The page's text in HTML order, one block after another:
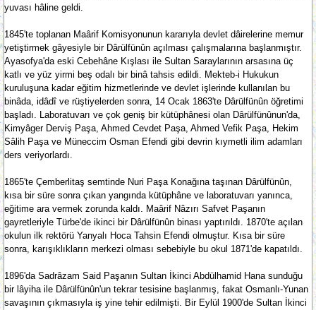
yuvası hâline geldi.
1845'te toplanan Maârif Komisyonunun kararıyla devlet dâirelerine memur
yetiştirmek gâyesiyle bir Dârülfünûn açılması çalışmalarına başlanmıştır.
Ayasofya'da eski Cebehâne Kışlası ile Sultan Saraylarının arsasına üç
katlı ve yüz yirmi beş odalı bir binâ tahsis edildi. Mekteb-i Hukukun
kuruluşuna kadar eğitim hizmetlerinde ve devlet işlerinde kullanılan bu
binâda, idâdî ve rüştiyelerden sonra, 14 Ocak 1863'te Dârülfünûn öğretimi
başladı. Laboratuvarı ve çok geniş bir kütüphânesi olan Dârülfünûnun'da,
Kimyâger Derviş Paşa, Ahmed Cevdet Paşa, Ahmed Vefik Paşa, Hekim
Sâlih Paşa ve Müneccim Osman Efendi gibi devrin kıymetli ilim adamları
ders veriyorlardı.
1865'te Çemberlitaş semtinde Nuri Paşa Konağına taşınan Dârülfünûn,
kısa bir süre sonra çıkan yangında kütüphâne ve laboratuvarı yanınca,
eğitime ara vermek zorunda kaldı. Maârif Nâzırı Safvet Paşanın
gayretleriyle Türbe'de ikinci bir Dârülfünûn binası yaptırıldı. 1870'te açılan
okulun ilk rektörü Yanyalı Hoca Tahsin Efendi olmuştur. Kısa bir süre
sonra, karışıklıkların merkezi olması sebebiyle bu okul 1871'de kapatıldı.
1896'da Sadrâzam Said Paşanın Sultan İkinci Abdülhamid Hana sunduğu
bir lâyiha ile Dârülfünûn'un tekrar tesisine başlanmış, fakat Osmanlı-Yunan
savaşının çıkmasıyla iş yine tehir edilmişti. Bir Eylül 1900'de Sultan İkinci